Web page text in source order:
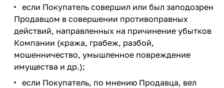
если Покупатель совершил или был заподозрен
Продавцом в совершении противоправных
действий, направленных на причинение убытков
Компании (кража, грабеж, разбой,
мошенничество, умышленное повреждение
имущества и др.);
если Покупатель, по мнению Продавца, вел